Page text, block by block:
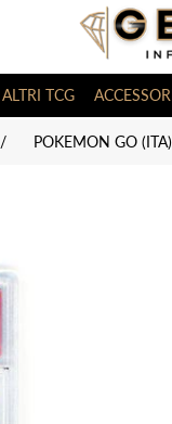
ALTRI TCG ACCESSORI
/ POKEMON GO (ITA)